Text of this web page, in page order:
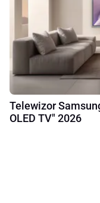
Telewizor
OLED TV" 2026